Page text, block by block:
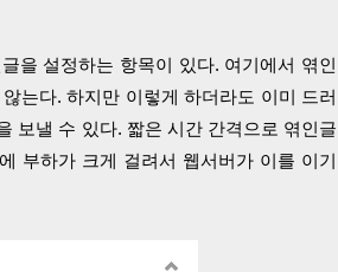
을 설정하는 항목이 있다. 여기에서 엮인
는다. 하지만 이렇게 하더라도 이미 드러
보낼 수 있다. 짧은 시간 간격으로 엮인글
부하가 크게 걸려서 웹서버가 이를 이기